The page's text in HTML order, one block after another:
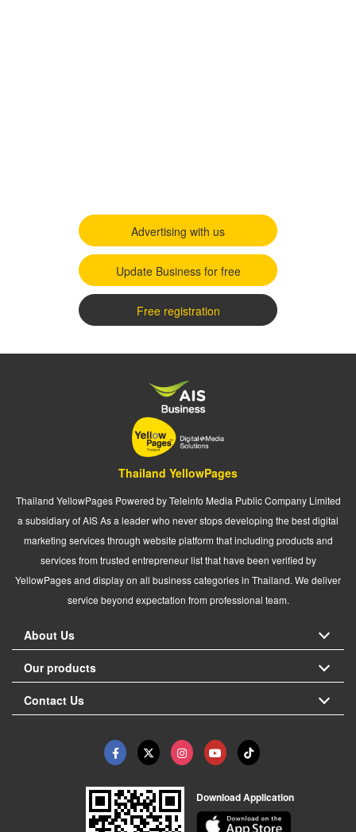
Advertising with us
Update Business for free
Free registration
Thailand YellowPages
Thailand YellowPages Powered by Teleinfo Media Public Company Limited
a subsidiary of AIS As a leader who never stops developing the best digital
marketing services through website platform that including products and
services from trusted entrepreneur list that have been verified by
YellowPages and display on all business categories in Thailand. We deliver
service beyond expectation from professional team.
About Us
Our products
Contact Us
Download Application